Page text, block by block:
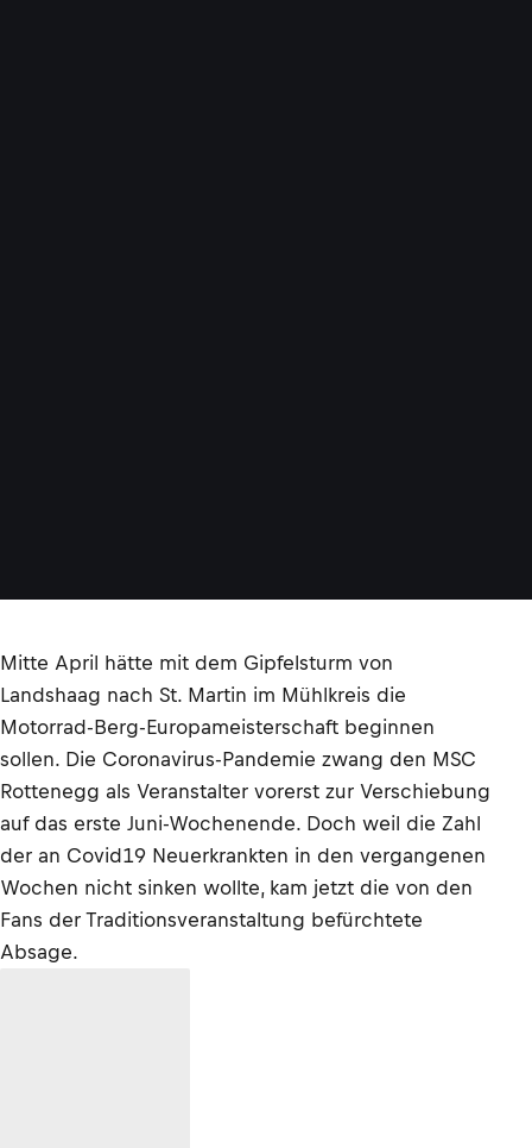
Mitte April hätte mit dem Gipfelsturm von
Landshaag nach St. Martin im Mühlkreis die
Motorrad-Berg-Europameisterschaft beginnen
sollen. Die Coronavirus-Pandemie zwang den MSC
Rottenegg als Veranstalter vorerst zur Verschiebung
auf das erste Juni-Wochenende. Doch weil die Zahl
der an Covid19 Neuerkrankten in den vergangenen
Wochen nicht sinken wollte, kam jetzt die von den
Fans der Traditionsveranstaltung befürchtete
Absage.